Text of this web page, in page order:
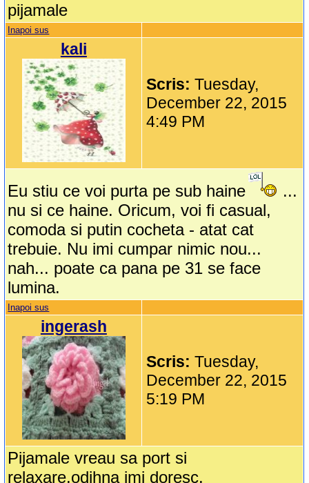
pijamale
Inapoi sus
kali
Scris:Tuesday,
December 22, 2015
4:49 PM
Eu stiu ce voi purta pe sub haine
...
nu si ce haine. Oricum, voi fi casual,
comoda si putin cocheta - atat cat
trebuie. Nu imi cumpar nimic nou...
nah... poate ca pana pe 31 se face
lumina.
Inapoi sus
ingerash
Scris:Tuesday,
December 22, 2015
5:19 PM
Pijamale vreau sa port si
relaxare,odihna imi doresc.